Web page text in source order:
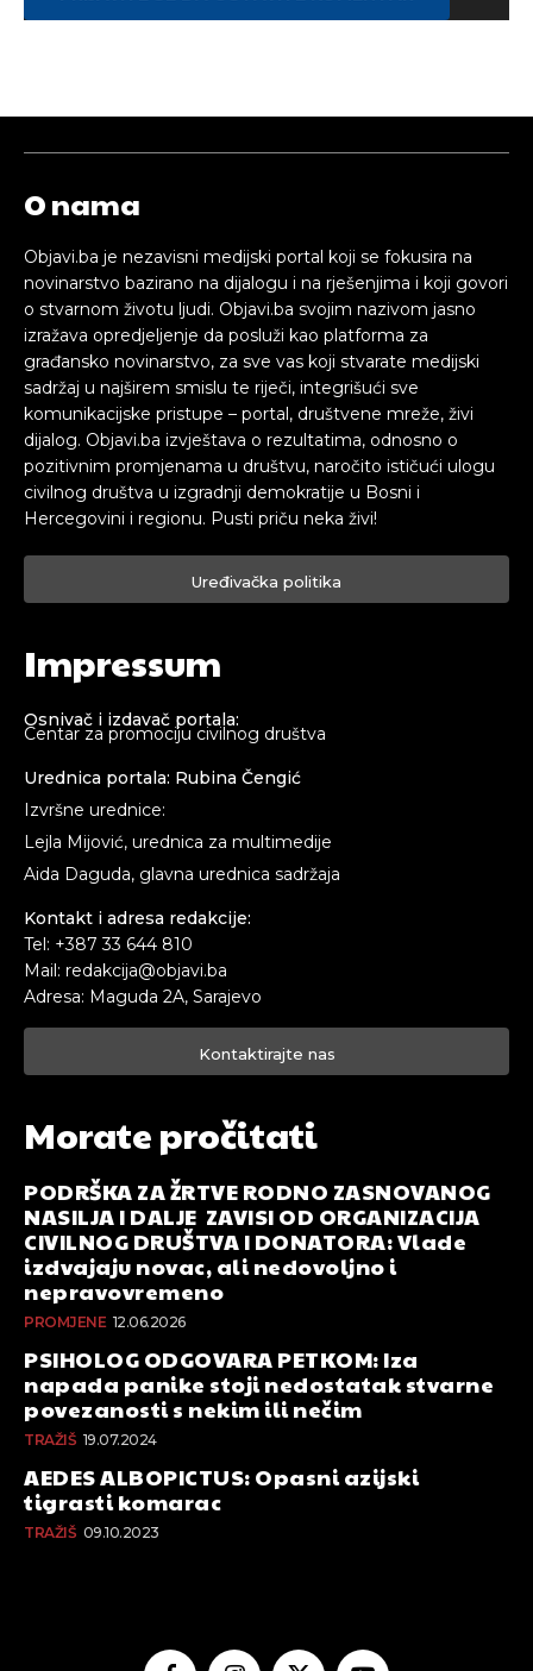
O nama
Objavi.ba je nezavisni medijski portal koji se fokusira na
novinarstvo bazirano na dijalogu i na rješenjima i koji govori
o stvarnom životu ljudi. Objavi.ba svojim nazivom jasno
izražava opredjeljenje da posluži kao platforma za
građansko novinarstvo, za sve vas koji stvarate medijski
sadržaj u najširem smislu te riječi, integrišući sve
komunikacijske pristupe – portal, društvene mreže, živi
dijalog. Objavi.ba izvještava o rezultatima, odnosno o
pozitivnim promjenama u društvu, naročito ističući ulogu
civilnog društva u izgradnji demokratije u Bosni i
Hercegovini i regionu. Pusti priču neka živi!
Uređivačka politika
Impressum
Osnivač i izdavač portala:
Centar za promociju civilnog društva
Urednica portala: Rubina Čengić
Izvršne urednice:
Lejla Mijović, urednica za multimedije
Aida Daguda, glavna urednica sadržaja
Kontakt i adresa redakcije:
Tel: +387 33 644 810
Mail: redakcija@objavi.ba
Adresa: Maguda 2A, Sarajevo
Kontaktirajte nas
Morate pročitati
PODRŠKA ZA ŽRTVE RODNO ZASNOVANOG
NASILJA I DALJE ZAVISI OD ORGANIZACIJA
CIVILNOG DRUŠTVA I DONATORA: Vlade
izdvajaju novac, ali nedovoljno i
nepravovremeno
PROMJENE 12.06.2026
PSIHOLOG ODGOVARA PETKOM: Iza
napada panike stoji nedostatak stvarne
povezanosti s nekim ili nečim
TRAŽIŠ 19.07.2024
AEDES ALBOPICTUS: Opasni azijski
tigrasti komarac
TRAŽIŠ 09.10.2023